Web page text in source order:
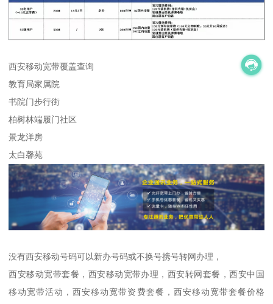
西安移动宽带覆盖查询
教育局家属院
书院门步行街
柏树林端履门社区
景龙洋房
太白馨苑
没有西安移动号码可以新办号码或不换号携号转网办理，
西安移动宽带套餐，西安移动宽带办理，西安转网套餐，西安中国
移动宽带活动，西安移动宽带资费套餐，西安移动宽带套餐价格